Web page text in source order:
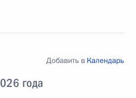
года
Добавить в Календарь